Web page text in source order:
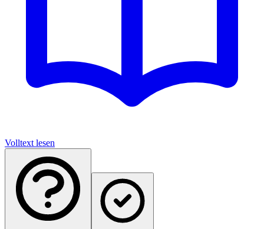
Volltext lesen